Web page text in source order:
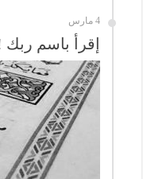
4 مارس
إقرأ باسم ربك